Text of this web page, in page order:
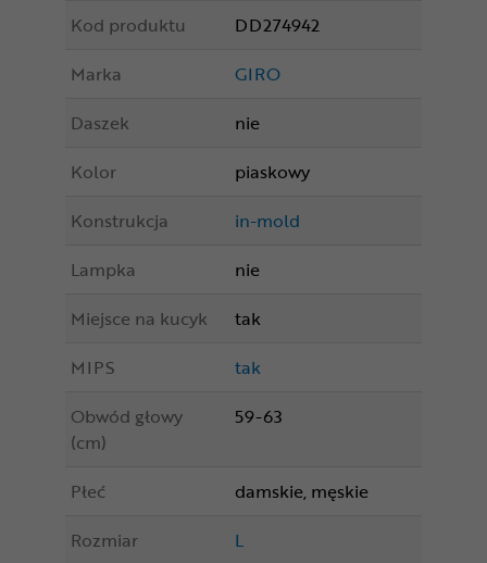
Kod produktu
DD274942
Marka
GIRO
Daszek
nie
Kolor
piaskowy
Konstrukcja
in-mold
Lampka
nie
Miejsce na kucyk
tak
MIPS
tak
Obwód głowy
(cm)
59-63
Płeć
damskie, męskie
Rozmiar
L